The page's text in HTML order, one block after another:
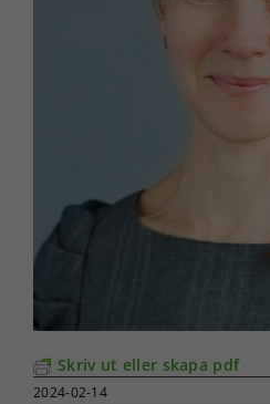
Skriv ut eller skapa pdf
2024-02-14